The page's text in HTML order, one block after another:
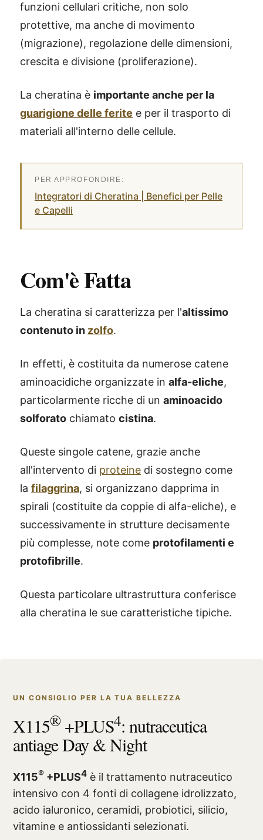
funzioni cellulari critiche, non solo
protettive, ma anche di movimento
(migrazione), regolazione delle dimensioni,
crescita e divisione (proliferazione).
La cheratina è importante anche per la
guarigione delle ferite e per il trasporto di
materiali all'interno delle cellule.
Integratori di Cheratina | Benefici per Pelle
e Capelli
Com'è Fatta
La cheratina si caratterizza per l'altissimo
contenuto in zolfo.
In effetti, è costituita da numerose catene
aminoacidiche organizzate in alfa-eliche,
particolarmente ricche di un aminoacido
solforato chiamato cistina.
Queste singole catene, grazie anche
all'intervento di proteine di sostegno come
la filaggrina, si organizzano dapprima in
spirali (costituite da coppie di alfa-eliche), e
successivamente in strutture decisamente
più complesse, note come protofilamenti e
protofibrille.
Questa particolare ultrastruttura conferisce
alla cheratina le sue caratteristiche tipiche.
UN CONSIGLIO PER LA TUA BELLEZZA
X115®+PLUS4: nutraceutica
antiage Day & Night
X115® +PLUS4 è il trattamento nutraceutico
intensivo con 4 fonti di collagene idrolizzato,
acido ialuronico, ceramidi, probiotici, silicio,
vitamine e antiossidanti selezionati.